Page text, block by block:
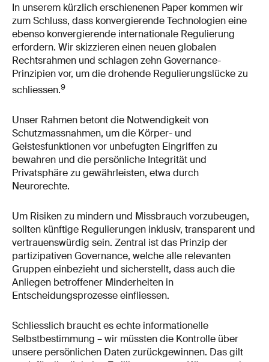
In unserem kürzlich erschienenen Paper kommen wir
zum Schluss, dass konvergierende Technologien eine
ebenso konvergierende internationale Regulierung
erfordern. Wir skizzieren einen neuen globalen
Rechtsrahmen und schlagen zehn Governance-
Prinzipien vor, um die drohende Regulierungslücke zu
schliessen.9
Unser Rahmen betont die Notwendigkeit von
Schutzmassnahmen, um die Körper- und
Geistesfunktionen vor unbefugten Eingriffen zu
bewahren und die persönliche Integrität und
Privatsphäre zu gewährleisten, etwa durch
Neurorechte.
Um Risiken zu mindern und Missbrauch vorzubeugen,
sollten künftige Regulierungen inklusiv, transparent und
vertrauenswürdig sein. Zentral ist das Prinzip der
partizipativen Governance, welche alle relevanten
Gruppen einbezieht und sicherstellt, dass auch die
Anliegen betroffener Minderheiten in
Entscheidungsprozesse einfliessen.
Schliesslich braucht es echte informationelle
Selbstbestimmung – wir müssten die Kontrolle über
unsere persönlichen Daten zurückgewinnen. Das gilt